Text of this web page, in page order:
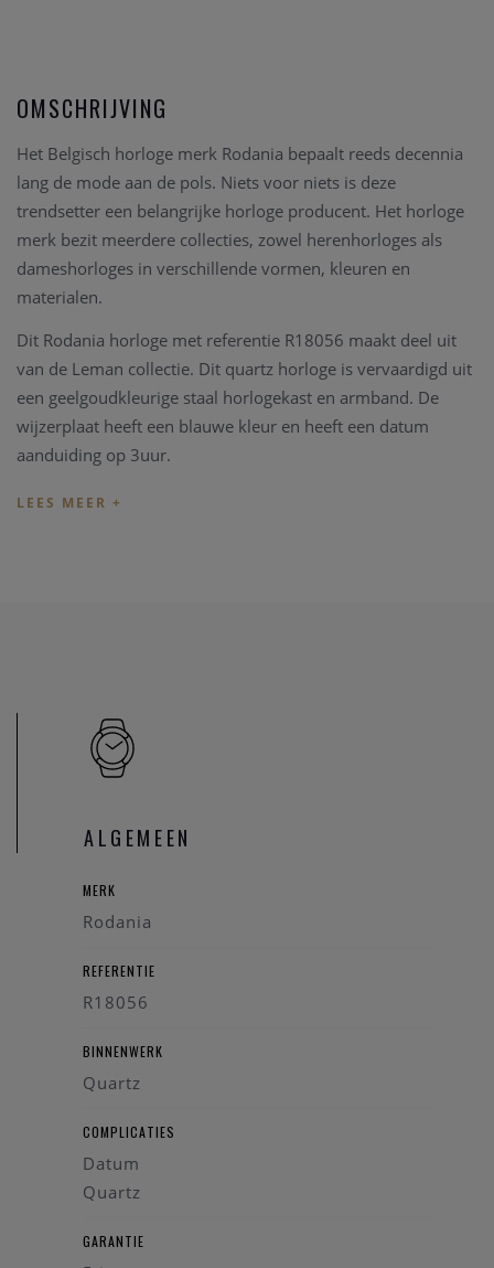
OMSCHRIJVING
Het Belgisch horloge merk Rodania bepaalt reeds decennia
lang de mode aan de pols. Niets voor niets is deze
trendsetter een belangrijke horloge producent. Het horloge
merk bezit meerdere collecties, zowel herenhorloges als
dameshorloges in verschillende vormen, kleuren en
materialen.
Dit Rodania horloge met referentie R18056 maakt deel uit
van de Leman collectie. Dit quartz horloge is vervaardigd uit
een geelgoudkleurige staal horlogekast en armband. De
wijzerplaat heeft een blauwe kleur en heeft een datum
aanduiding op 3uur.
Het horloge wordt geleverd in een mooie Rodania Box met 2
kan u steeds contact opnemen.
Heeft u verdere vragen kan u steeds
ALGEMEEN
MERK
Rodania
REFERENTIE
R18056
BINNENWERK
Quartz
COMPLICATIES
Datum
Quartz
GARANTIE